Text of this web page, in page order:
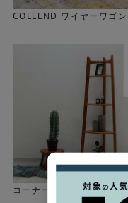
左）＜幅/レギュラー
大容量のダブルタイプ
棚が3段のダブルタイ
します。
本体のサイドにはS字
たものも同時に収納
COLLEND ワイヤーワゴン
コーナーラック